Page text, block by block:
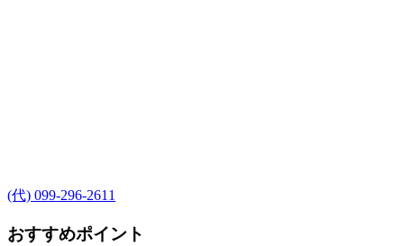
(代) 099-296-2611
おすすめポイント